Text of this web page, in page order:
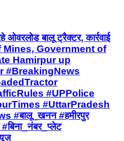
ओवरलोड बालू ट्रैक्टर, कार्रवाई
Mines, Government of
Hamirpur up
#BreakingNews
#UPPolice
#UttarPradesh
#बालू_खनन #हमीरपुर